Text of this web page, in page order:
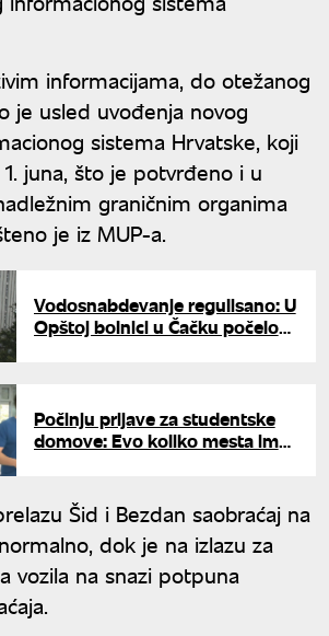
informacijama, do otežanog
je usled uvođenja novog
sistema Hrvatske, koji
juna, što je potvrđeno i u
graničnim organima
je iz MUP-a.
Vodosnabdevanje regulisano: U
Opštoj bolnici u Čačku počelo
Počinju prijave za studentske
domove: Evo koliko mesta ima i
Šid i Bezdan saobraćaj na
dok je na izlazu za
vozila na snazi potpuna